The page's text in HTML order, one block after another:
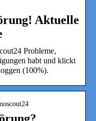
Aktuelle
Probleme,
habt und klickt
(100%).